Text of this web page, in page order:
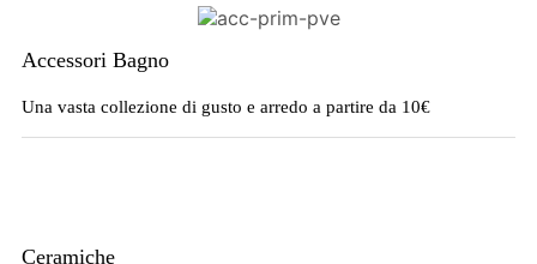
Accessori Bagno
Una vasta collezione di gusto e arredo a partire da 10€
Ceramiche